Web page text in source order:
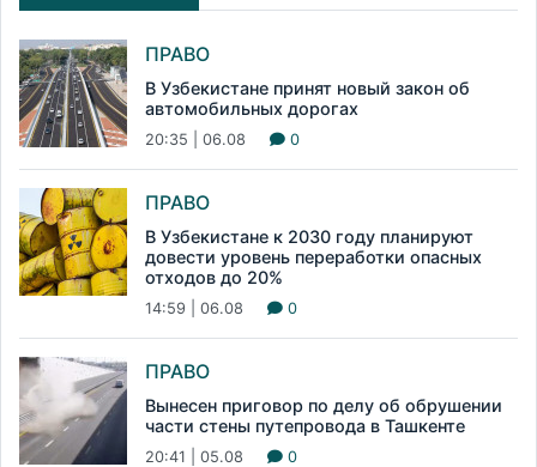
ПРАВО
В Узбекистане принят новый закон об
автомобильных дорогах
20:35 | 06.08 0
ПРАВО
В Узбекистане к 2030 году планируют
довести уровень переработки опасных
отходов до 20%
14:59 | 06.08 0
ПРАВО
Вынесен приговор по делу об обрушении
части стены путепровода в Ташкенте
20:41 | 05.08 0